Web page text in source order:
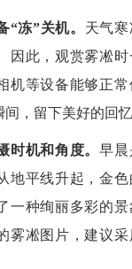
“冻”关机。 天气
因此，观赏雾凇
机等设备能够正
，留下美好的回忆
机和角度。早晨
地平线升起，金
一种绚丽多彩的
雾凇图片，建议